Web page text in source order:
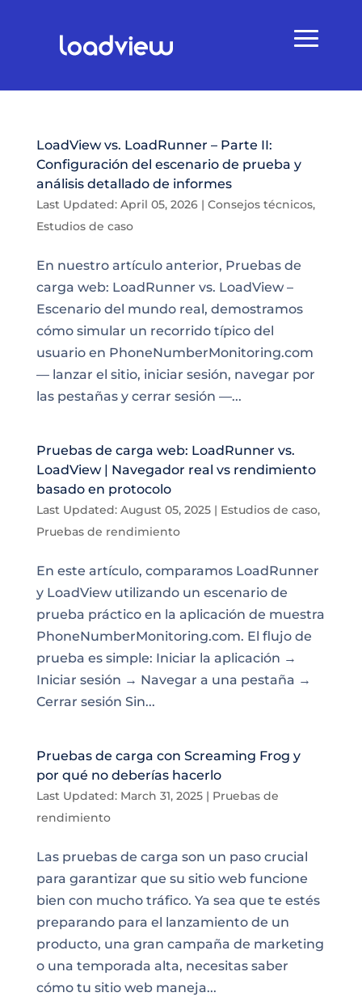
LoadView vs. LoadRunner – Parte II:
Configuración del escenario de prueba y
análisis detallado de informes
Last Updated: April 05, 2026| Consejos técnicos,
Estudios de caso
En nuestro artículo anterior, Pruebas de
carga web: LoadRunner vs. LoadView –
Escenario del mundo real, demostramos
cómo simular un recorrido típico del
usuario en PhoneNumberMonitoring.com
— lanzar el sitio, iniciar sesión, navegar por
las pestañas y cerrar sesión —...
Pruebas de carga web: LoadRunner vs.
LoadView | Navegador real vs rendimiento
basado en protocolo
Last Updated: August 05, 2025| Estudios de caso,
Pruebas de rendimiento
En este artículo, comparamos LoadRunner
y LoadView utilizando un escenario de
prueba práctico en la aplicación de muestra
PhoneNumberMonitoring.com. El flujo de
prueba es simple: Iniciar la aplicación →
Iniciar sesión → Navegar a una pestaña →
Cerrar sesión Sin...
Pruebas de carga con Screaming Frog y
por qué no deberías hacerlo
Last Updated: March 31, 2025| Pruebas de
rendimiento
Las pruebas de carga son un paso crucial
para garantizar que su sitio web funcione
bien con mucho tráfico. Ya sea que te estés
preparando para el lanzamiento de un
producto, una gran campaña de marketing
o una temporada alta, necesitas saber
cómo tu sitio web maneja...